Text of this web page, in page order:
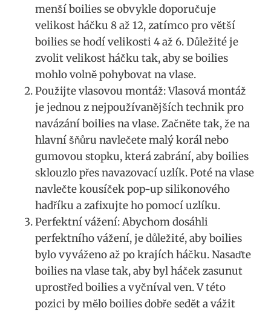
menší boilies ‍se obvykle doporučuje
velikost ⁣háčku 8 až ⁤12, zatímco pro větší
boilies se hodí velikosti 4 až 6.‍ Důležité je
zvolit⁤ velikost háčku tak, aby se ⁢boilies
mohlo ‍volně ⁢pohybovat na⁤ vlase. ‌
Použijte vlasovou montáž: Vlasová montáž
je jednou z ⁣nejpoužívanějších technik pro⁢
navázání boilies ​na vlase.⁤ Začněte ⁤tak, že na
hlavní šňůru ​navlečete malý korál nebo
gumovou ​stopku, která zabrání, ⁤aby boilies
sklouzlo přes ‌navazovací ⁢uzlík. ​Poté na vlase
navlečte kousíček pop-up silikonového
hadříku a zafixujte ho pomocí uzlíku.
Perfektní vážení: Abychom dosáhli
perfektního vážení, je důležité, aby boilies
bylo vyváženo až po krajích ⁤háčku.​ Nasaďte ​
boilies na vlase tak, aby byl háček zasunut
uprostřed‍ boilies a vyčníval ven. V této⁣
pozici‌ by mělo boilies dobře sedět a ⁤vážit